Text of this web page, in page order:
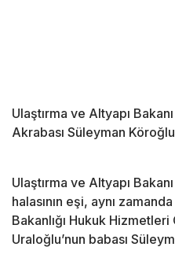
Ulaştırma ve Altyapı
Akrabası Süleyman
Ulaştırma ve Altyapı
halasının eşi, aynı
Bakanlığı Hukuk
Uraloğlu’nun babası